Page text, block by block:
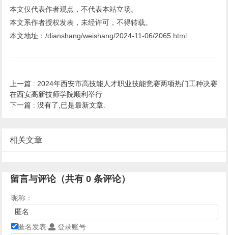
本文仅代表作者观点，不代表本站立场。
本文系作者授权发表，未经许可，不得转载。
本文地址：/dianshang/weishang/2024-11-06/2065.html
上一篇 : 2024年西安市高技能人才职业技能竞赛两项热门工种决赛
在西安高新技师学院顺利举行
下一篇 : 没有了,已是最新文章.
相关文章
留言与评论（共有0 条评论）
昵称：
匿名发表 登录账号